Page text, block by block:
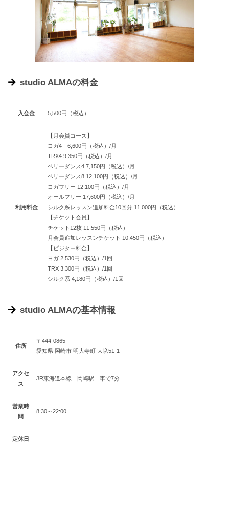
studio ALMAの料金
入会金 5,500円（税込）
利用料金
【月会員コース】
ヨガ4 6,600円（税込）/月
TRX4 9,350円（税込）/月
ベリーダンス4 7,150円（税込）/月
ベリーダンス8 12,100円（税込）/月
ヨガフリー 12,100円（税込）/月
オールフリー 17,600円（税込）/月
シルク系レッスン追加料金10回分 11,000円（税込）
【チケット会員】
チケット12枚 11,550円（税込）
月会員追加レッスンチケット 10,450円（税込）
【ビジター料金】
ヨガ 2,530円（税込）/1回
TRX 3,300円（税込）/1回
シルク系 4,180円（税込）/1回
studio ALMAの基本情報
住所
〒444-0865
愛知県 岡崎市 明大寺町 大圦51-1
アクセ
ス
JR東海道本線 岡崎駅 車で7分
営業時
間
8:30～22:00
定休日 –